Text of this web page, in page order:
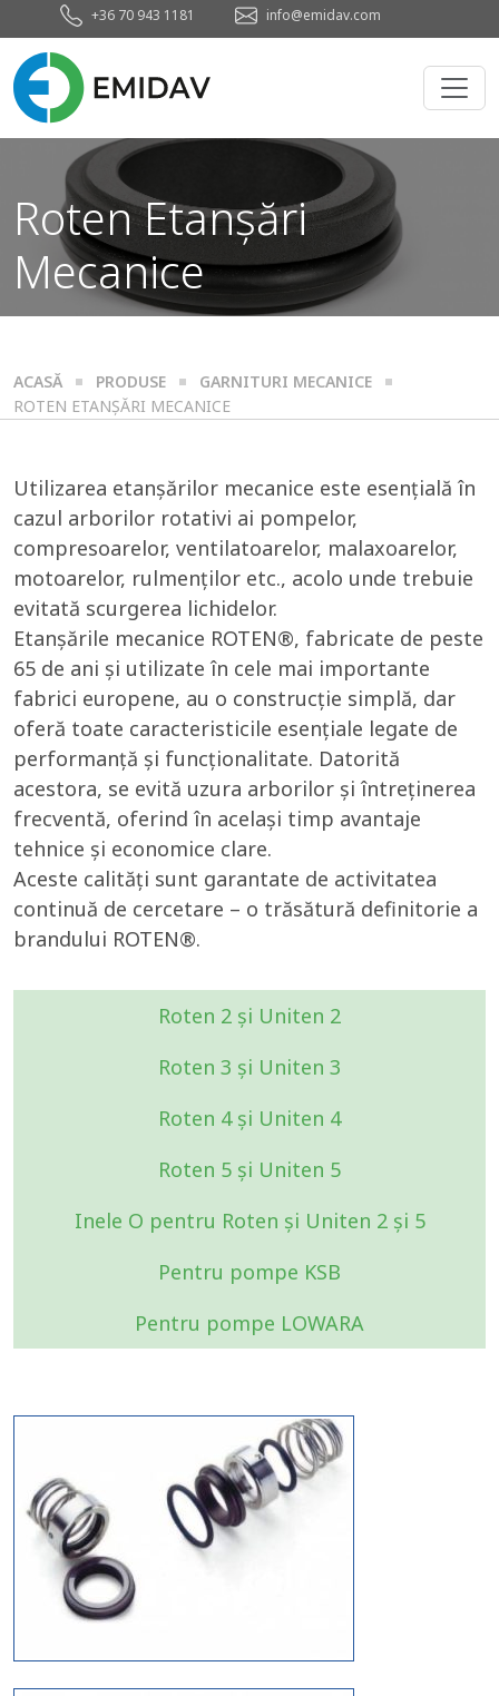
+36 70 943 1181 info@emidav.com
Roten Etanșări
Mecanice
ACASĂ PRODUSE
GARNITURI MECANICE
ROTEN ETANȘĂRI MECANICE
Utilizarea etanșărilor mecanice este esențială în
cazul arborilor rotativi ai pompelor,
compresoarelor, ventilatoarelor, malaxoarelor,
motoarelor, rulmenților etc., acolo unde trebuie
evitată scurgerea lichidelor.
Etanșările mecanice ROTEN®, fabricate de peste
65 de ani și utilizate în cele mai importante
fabrici europene, au o construcție simplă, dar
oferă toate caracteristicile esențiale legate de
performanță și funcționalitate. Datorită
acestora, se evită uzura arborilor și întreținerea
frecventă, oferind în același timp avantaje
tehnice și economice clare.
Aceste calități sunt garantate de activitatea
continuă de cercetare – o trăsătură definitorie a
brandului ROTEN®.
Roten 2 și Uniten 2
Roten 3 și Uniten 3
Roten 4 și Uniten 4
Roten 5 și Uniten 5
Inele O pentru Roten și Uniten 2 și 5
Pentru pompe KSB
Pentru pompe LOWARA